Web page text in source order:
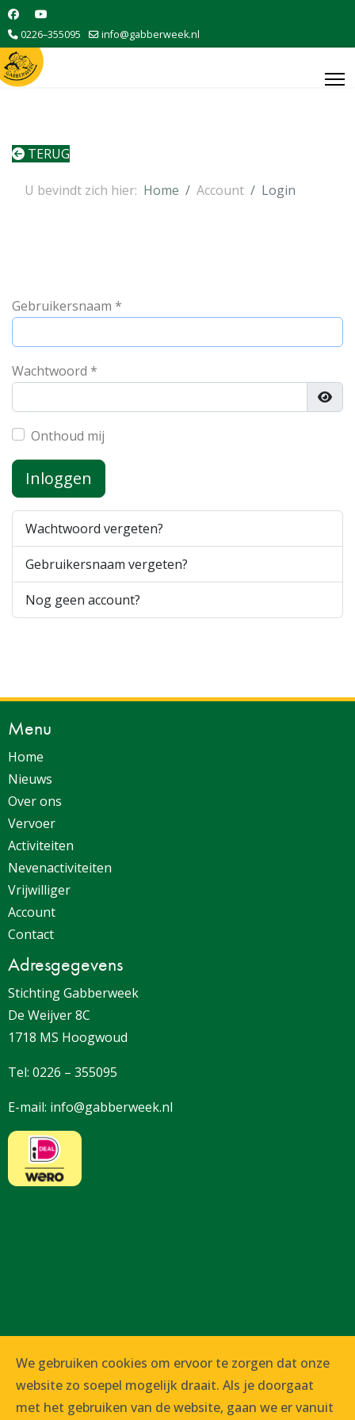
0226–355095 info@gabberweek.nl
TERUG
U bevindt zich hier: Home Account Login
Gebruikersnaam *
Wachtwoord *
Onthoud mij
Inloggen
Wachtwoord vergeten?
Gebruikersnaam vergeten?
Nog geen account?
Menu
Home
Nieuws
Over ons
Vervoer
Activiteiten
Nevenactiviteiten
Vrijwilliger
Account
Contact
Adresgegevens
Stichting Gabberweek
De Weijver 8C
1718 MS Hoogwoud
Tel: 0226 – 355095
E-mail: info@gabberweek.nl
We gebruiken cookies om ervoor te zorgen dat onze
website zo soepel mogelijk draait. Als je doorgaat
met het gebruiken van de website, gaan we er vanuit